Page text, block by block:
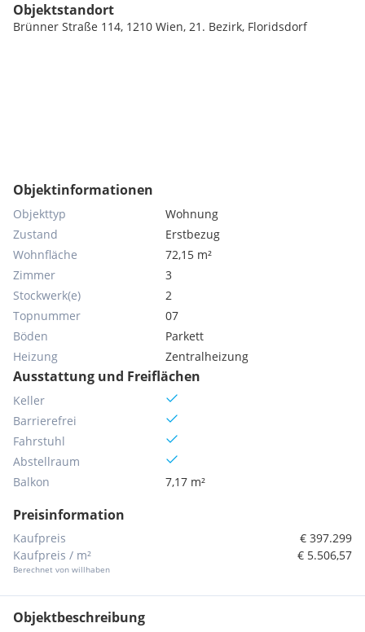
Objektstandort
Brünner Straße 114, 1210 Wien, 21. Bezirk, Floridsdorf
Objektinformationen
Objekttyp
Wohnung
Zustand
Erstbezug
Wohnfläche
72,15 m²
Zimmer
3
Stockwerk(e)
2
Topnummer
07
Böden
Parkett
Heizung
Zentralheizung
Ausstattung und Freiflächen
Keller
Barrierefrei
Fahrstuhl
Abstellraum
Balkon
7,17 m²
Preisinformation
Kaufpreis
€ 397.299
Kaufpreis / m²
Berechnet von willhaben
€ 5.506,57
Objektbeschreibung